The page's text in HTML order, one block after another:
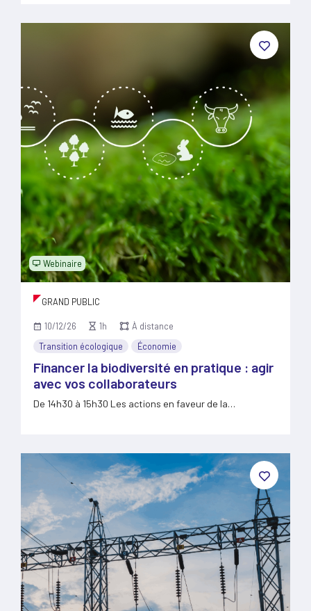
Webinaire
GRAND PUBLIC
10/12/26 1h
À distance
Transition écologique
Économie
Financer la biodiversité en pratique : agir
avec vos collaborateurs
De 14h30 à 15h30 Les actions en faveur de la…